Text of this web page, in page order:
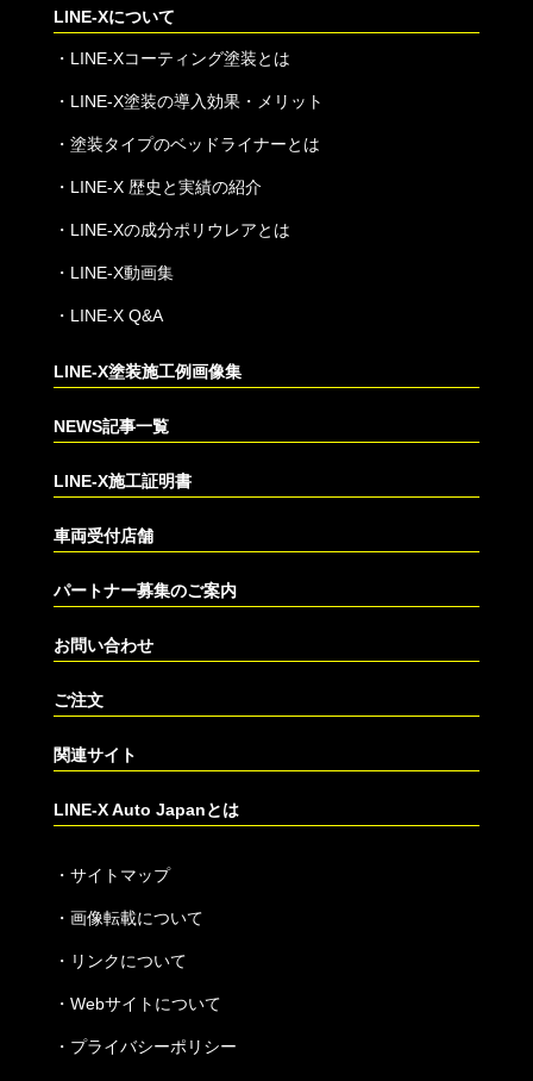
LINE-Xについて
・ LINE-Xコーティング塗装とは
・ LINE-X塗装の導入効果・メリット
・ 塗装タイプのベッドライナーとは
・ LINE-X 歴史と実績の紹介
・ LINE-Xの成分ポリウレアとは
・ LINE-X動画集
・ LINE-X Q&A
LINE-X塗装施工例画像集
NEWS記事一覧
LINE-X施工証明書
車両受付店舗
パートナー募集のご案内
お問い合わせ
ご注文
関連サイト
LINE-X Auto Japanとは
・ サイトマップ
・ 画像転載について
・ リンクについて
・ Webサイトについて
・ プライバシーポリシー